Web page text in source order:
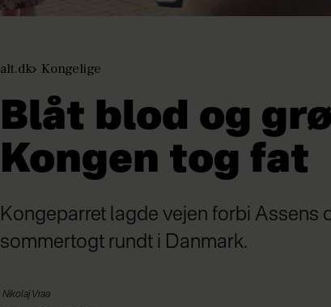
alt.dk Kongelige
Blåt blod og
Kongen tog fat
Kongeparret lagde vejen forbi Assens
sommertogt rundt i Danmark.
Nikolaj Vraa